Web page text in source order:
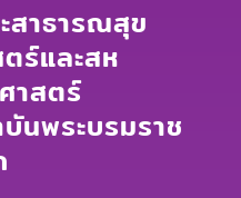
สาธารณสุข
ร์และสห
าสตร์
นพระบรมราช